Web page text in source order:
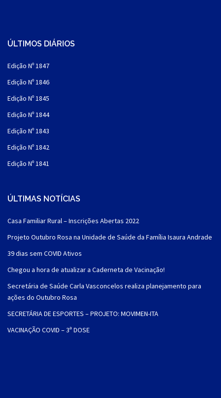
ÚLTIMOS DIÁRIOS
Edição Nº 1847
Edição Nº 1846
Edição Nº 1845
Edição Nº 1844
Edição Nº 1843
Edição Nº 1842
Edição Nº 1841
ÚLTIMAS NOTÍCIAS
Casa Familiar Rural – Inscrições Abertas 2022
Projeto Outubro Rosa na Unidade de Saúde da Família Isaura Andrade
39 dias sem COVID Ativos
Chegou a hora de atualizar a Caderneta de Vacinação!
Secretária de Saúde Carla Vasconcelos realiza planejamento para
ações do Outubro Rosa
SECRETÁRIA DE ESPORTES – PROJETO: MOVIMEN-ITA
VACINAÇÃO COVID – 3ª DOSE